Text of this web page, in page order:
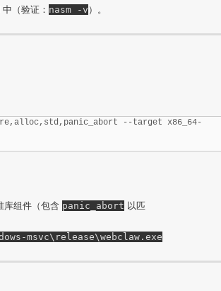
（验证： nasm -v ）。
--target x86_64-
库组件（包含 panic_abort 以匹
msvc\release\webclaw.exe